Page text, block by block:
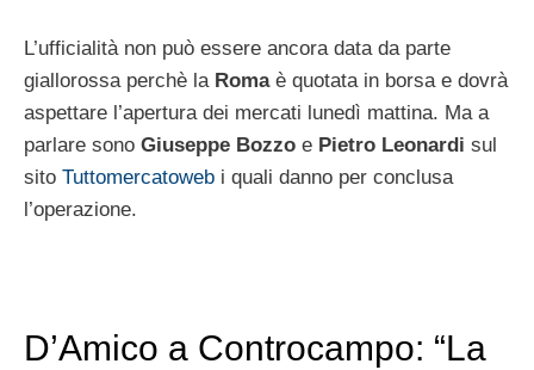
L’ufficialità non può essere ancora data da parte
giallorossa perchè laRomaè quotata in borsa e dovrà
aspettare l’apertura dei mercati lunedì mattina. Ma a
parlare sono Giuseppe Bozzo e Pietro Leonardi sul
sito Tuttomercatoweb i quali danno per conclusa
l’operazione.
D’Amico a Controcampo: “La